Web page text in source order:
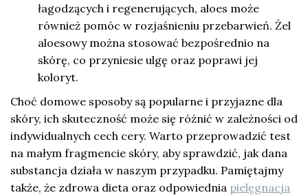
łagodzących i regenerujących, aloes może
również pomóc w rozjaśnieniu przebarwień. Żel
aloesowy można stosować bezpośrednio na
skórę, co przyniesie ulgę oraz poprawi jej
koloryt.
Choć domowe sposoby są popularne i przyjazne dla
skóry, ich skuteczność może się różnić w zależności od
indywidualnych cech cery. Warto przeprowadzić test
na małym fragmencie skóry, aby sprawdzić, jak dana
substancja działa w naszym przypadku. Pamiętajmy
także, że zdrowa dieta oraz odpowiednia pielęgnacja